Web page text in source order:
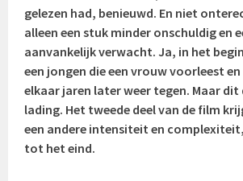
gelezen had, benieuwd. En niet
alleen een stuk minder onschuldig en
aanvankelijk verwacht. Ja, in het
een jongen die een vrouw voorleest
elkaar jaren later weer tegen. Maar
lading. Het tweede deel van de film
een andere intensiteit en
tot het eind.